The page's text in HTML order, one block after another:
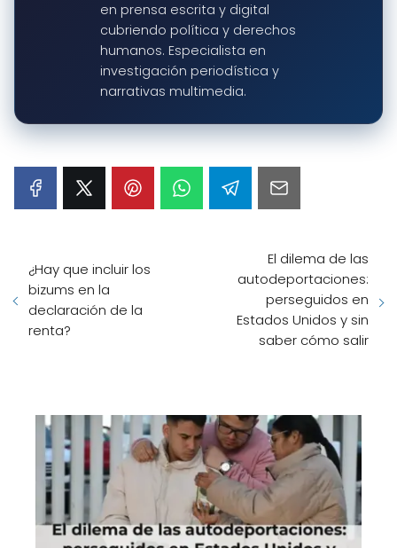
en prensa escrita y digital
cubriendo política y derechos
humanos. Especialista en
investigación periodística y
narrativas multimedia.
¿Hay que incluir los
bizums en la
declaración de la
renta?
El dilema de las
autodeportaciones:
perseguidos en
Estados Unidos y sin
saber cómo salir